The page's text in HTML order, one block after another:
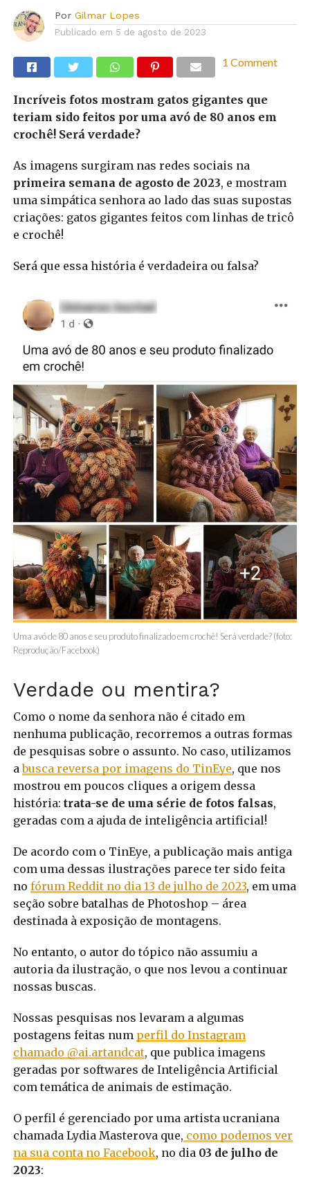
Por Gilmar Lopes
Publicado em 5 de agosto de 2023
1 Comment
Incríveis fotos mostram gatos gigantes que
teriam sido feitos por uma avó de 80 anos em
crochê! Será verdade?
As imagens surgiram nas redes sociais na
primeira semana de agosto de 2023, e mostram
uma simpática senhora ao lado das suas supostas
criações: gatos gigantes feitos com linhas de tricô
e crochê!
Será que essa história é verdadeira ou falsa?
Uma avó de 80 anos e seu produto finalizado em crochê! Será verdade? (foto:
Reprodução/Facebook)
Verdade ou mentira?
Como o nome da senhora não é citado em
nenhuma publicação, recorremos a outras formas
de pesquisas sobre o assunto. No caso, utilizamos
abusca reversa por imagens do TinEye, que nos
mostrou em poucos cliques a origem dessa
história: trata-se de uma série de fotos falsas,
geradas com a ajuda de inteligência artificial!
De acordo com o TinEye, a publicação mais antiga
com uma dessas ilustrações parece ter sido feita
no fórum Reddit no dia 13 de julho de 2023, em uma
seção sobre batalhas de Photoshop – área
destinada à exposição de montagens.
No entanto, o autor do tópico não assumiu a
autoria da ilustração, o que nos levou a continuar
nossas buscas.
Nossas pesquisas nos levaram a algumas
postagens feitas num perfil do Instagram
chamado @ai.artandcat, que publica imagens
geradas por softwares de Inteligência Artificial
com temática de animais de estimação.
O perfil é gerenciado por uma artista ucraniana
chamada Lydia Masterova que, como podemos ver
na sua conta no Facebook, no dia 03 de julho de
2023: